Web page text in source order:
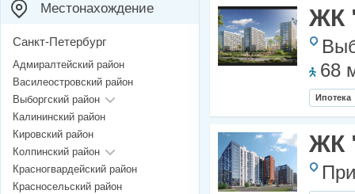
ЖК
68
Ипотека
ЖК
Местонахождение
Санкт-Петербург
Адмиралтейский район
Василеостровский район
Выборгский район
Калининский район
Кировский район
Колпинский район
Красногвардейский район
Красносельский район